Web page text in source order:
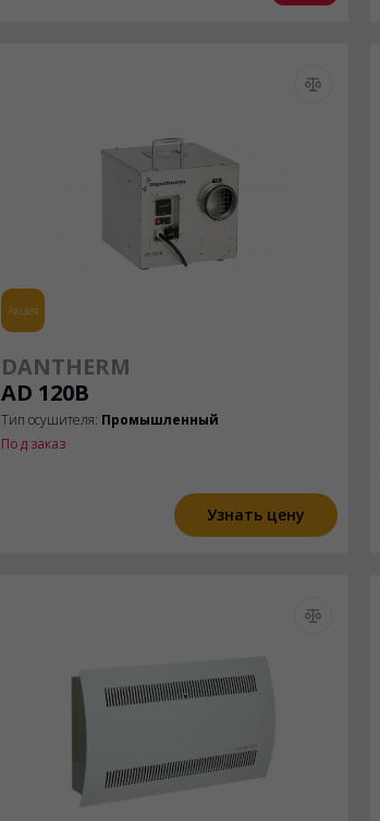
Акция
DANTHERM
AD 120B
Тип осушителя: Промышленный
Под заказ
Узнать цену